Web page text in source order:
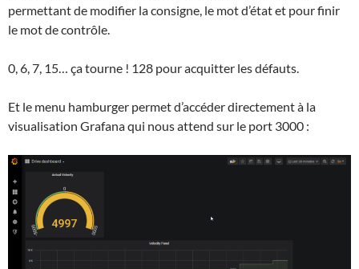
permettant de modifier la consigne, le mot d’état et pour finir
le mot de contrôle.
0, 6, 7, 15… ça tourne ! 128 pour acquitter les défauts.
Et le menu hamburger permet d’accéder directement à la
visualisation Grafana qui nous attend sur le port 3000 :